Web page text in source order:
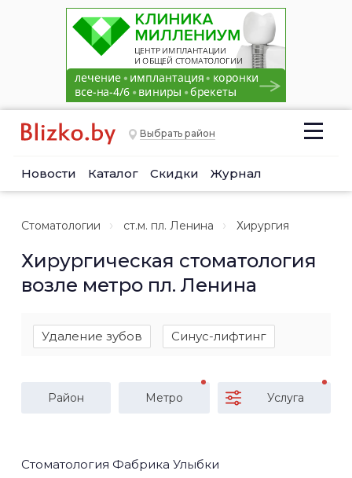
Выбрать район
Новости Каталог Скидки Журнал
Стоматологии ст.м. пл. Ленина Хирургия
Хирургическая стоматология
возле метро пл. Ленина
Удаление зубов Синус-лифтинг
Район Метро Услуга
Стоматология Фабрика Улыбки